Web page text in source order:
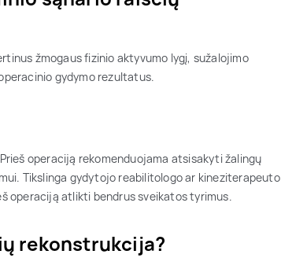
žmogaus fizinio aktyvumo lygį, sužalojimo
gydymo rezultatus.
operaciją rekomenduojama atsisakyti žalingų
Tikslinga gydytojo reabilitologo ar kineziterapeuto
operaciją atlikti bendrus sveikatos tyrimus.
rekonstrukcija?